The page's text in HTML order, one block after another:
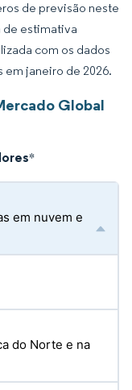
de previsão neste
de estimativa
com os dados
janeiro de 2026.
Global
*
em nuvem e
do Norte e na